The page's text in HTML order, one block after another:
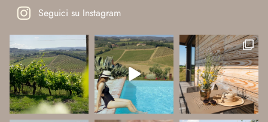
Seguici su Instagram